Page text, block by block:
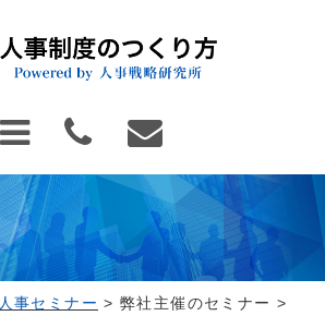
人事セミナー >弊社主催のセミナー >